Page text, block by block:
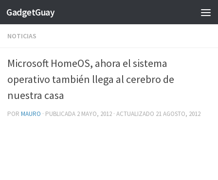
Saltar al contenido
GadgetGuay
NOTICIAS
Microsoft HomeOS, ahora el sistema
operativo también llega al cerebro de
nuestra casa
POR MAURO · PUBLICADA 2 MAYO, 2012 · ACTUALIZADO 21 AGOSTO, 2012